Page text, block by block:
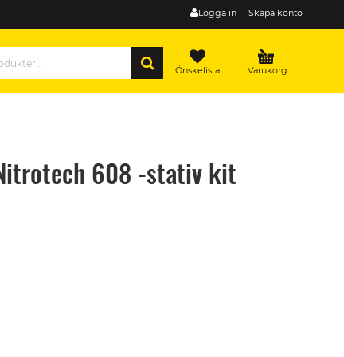
Logga in Skapa konto
Varukorg
Önskelista
608 -stativ kit